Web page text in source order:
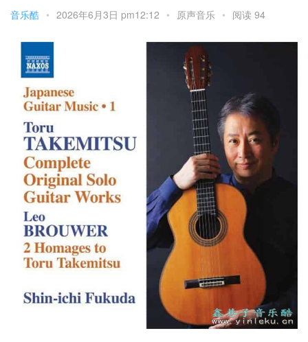
音乐酷 • 2026年6月3日 pm12:12 • 原声音乐 • 阅读 94